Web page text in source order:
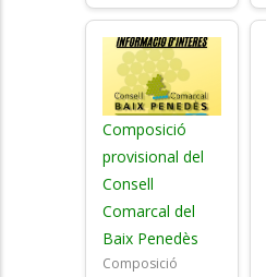
Composició
provisional del
Consell
Comarcal del
Baix Penedès
Composició